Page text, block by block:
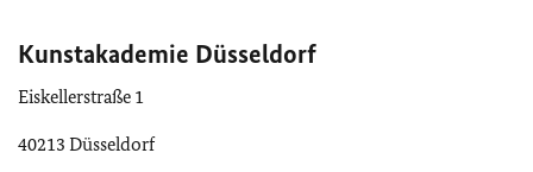
Kunstakademie Düsseldorf
Eiskellerstraße 1
40213 Düsseldorf